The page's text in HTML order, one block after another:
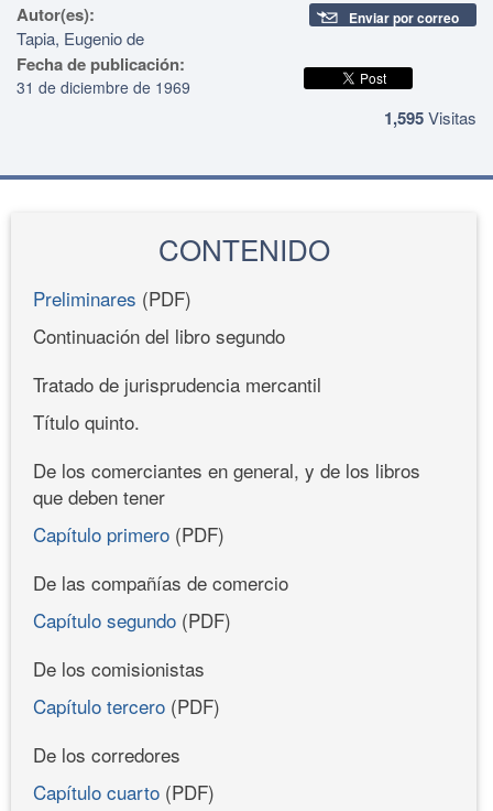
Autor(es):
Tapia, Eugenio de
Fecha de publicación:
31 de diciembre de 1969
Enviar por correo
1,595Visitas
CONTENIDO
Preliminares (PDF)
Continuación del libro segundo
Tratado de jurisprudencia mercantil
Título quinto.
De los comerciantes en general, y de los libros
que deben tener
Capítulo primero (PDF)
De las compañías de comercio
Capítulo segundo (PDF)
De los comisionistas
Capítulo tercero (PDF)
De los corredores
Capítulo cuarto (PDF)